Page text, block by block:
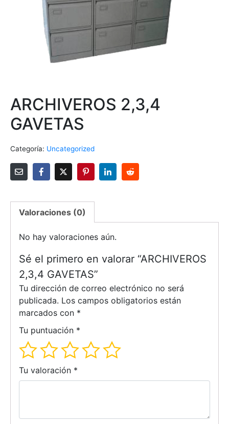
ARCHIVEROS 2,3,4
GAVETAS
Categoría: Uncategorized
Valoraciones (0)
No hay valoraciones aún.
Sé el primero en valorar “ARCHIVEROS
2,3,4 GAVETAS”
Tu dirección de correo electrónico no será
publicada. Los campos obligatorios están
marcados con *
Tu puntuación *
Tu valoración *